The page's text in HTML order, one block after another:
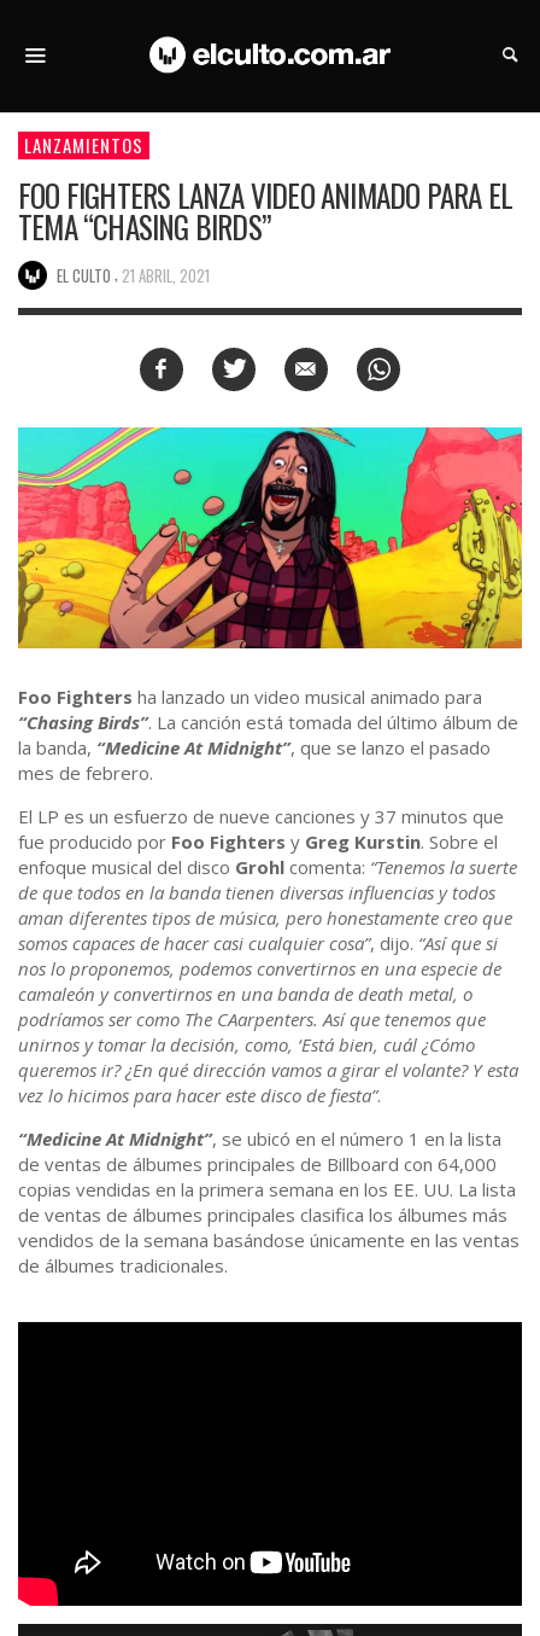
LANZAMIENTOS
FOO FIGHTERS LANZA VIDEO ANIMADO PARA EL
TEMA “CHASING BIRDS”
EL CULTO 21 ABRIL, 2021
Foo Fighters ha lanzado un video musical animado para
“Chasing Birds”. La canción está tomada del último álbum de
la banda, “Medicine At Midnight”, que se lanzo el pasado
mes de febrero.
El LP es un esfuerzo de nueve canciones y 37 minutos que
fue producido por Foo Fighters y Greg Kurstin. Sobre el
enfoque musical del disco Grohl comenta: “Tenemos la suerte
de que todos en la banda tienen diversas influencias y todos
aman diferentes tipos de música, pero honestamente creo que
somos capaces de hacer casi cualquier cosa”, dijo. “Así que si
nos lo proponemos, podemos convertirnos en una especie de
camaleón y convertirnos en una banda de death metal, o
podríamos ser como The CAarpenters. Así que tenemos que
unirnos y tomar la decisión, como, ‘Está bien, cuál ¿Cómo
queremos ir? ¿En qué dirección vamos a girar el volante? Y esta
vez lo hicimos para hacer este disco de fiesta”.
“Medicine At Midnight”, se ubicó en el número 1 en la lista
de ventas de álbumes principales de Billboard con 64,000
copias vendidas en la primera semana en los EE. UU. La lista
de ventas de álbumes principales clasifica los álbumes más
vendidos de la semana basándose únicamente en las ventas
de álbumes tradicionales.